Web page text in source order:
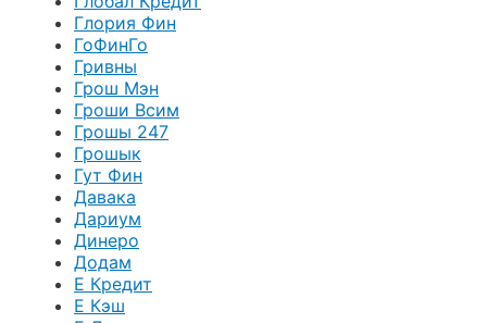
Глория Фин
ГоФинГо
Гривны
Грош Мэн
Гроши Всим
Грошы 247
Грошык
Гут Фин
Давака
Дариум
Динеро
Додам
Е Кредит
Е Кэш